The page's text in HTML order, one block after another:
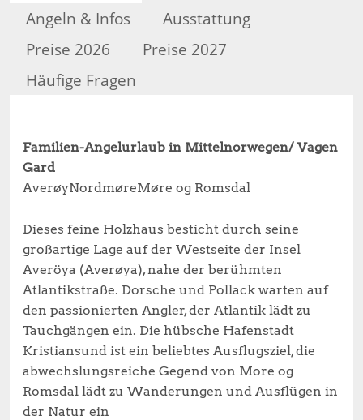
Angeln & Infos
Ausstattung
Preise 2026
Preise 2027
Häufige Fragen
Familien-Angelurlaub in Mittelnorwegen/ Vagen
Gard
AverøyNordmøreMøre og Romsdal
Dieses feine Holzhaus besticht durch seine
großartige Lage auf der Westseite der Insel
Averöya (Averøya), nahe der berühmten
Atlantikstraße. Dorsche und Pollack warten auf
den passionierten Angler, der Atlantik lädt zu
Tauchgängen ein. Die hübsche Hafenstadt
Kristiansund ist ein beliebtes Ausflugsziel, die
abwechslungsreiche Gegend von More og
Romsdal lädt zu Wanderungen und Ausflügen in
der Natur ein